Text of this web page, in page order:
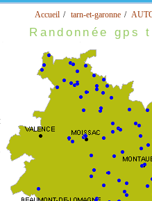
Accueil tarn-et-garonne
Randonnée gps